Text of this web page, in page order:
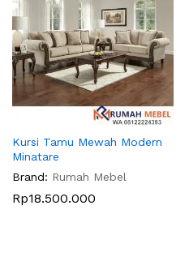
Kursi Tamu Mewah Modern
Minatare
Brand: Rumah Mebel
Rp18.500.000